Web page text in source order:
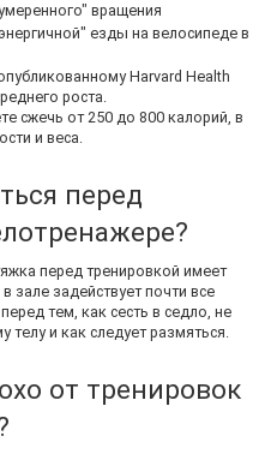
вращения
езды на велосипеде в
Harvard Health
роста.
сжечь от 250 до 800 калорий, в
и веса.
перед
перед тренировкой имеет
задействует почти все
тем, как сесть в седло, не
телу и как следует размяться.
от тренировок